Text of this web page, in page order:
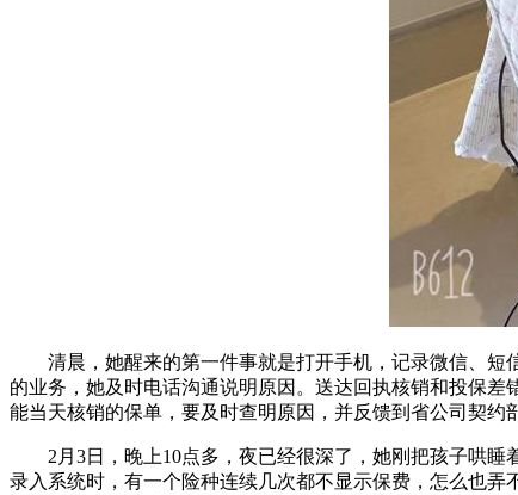
清晨，她醒来的第一件事就是打开手机，记录微信、
的业务，她及时电话沟通说明原因。送达回执核销和投保
能当天核销的保单，要及时查明原因，并反馈到省公司契约
2月3日，晚上10点多，夜已经很深了，她刚把孩子哄
录入系统时，有一个险种连续几次都不显示保费，怎么也